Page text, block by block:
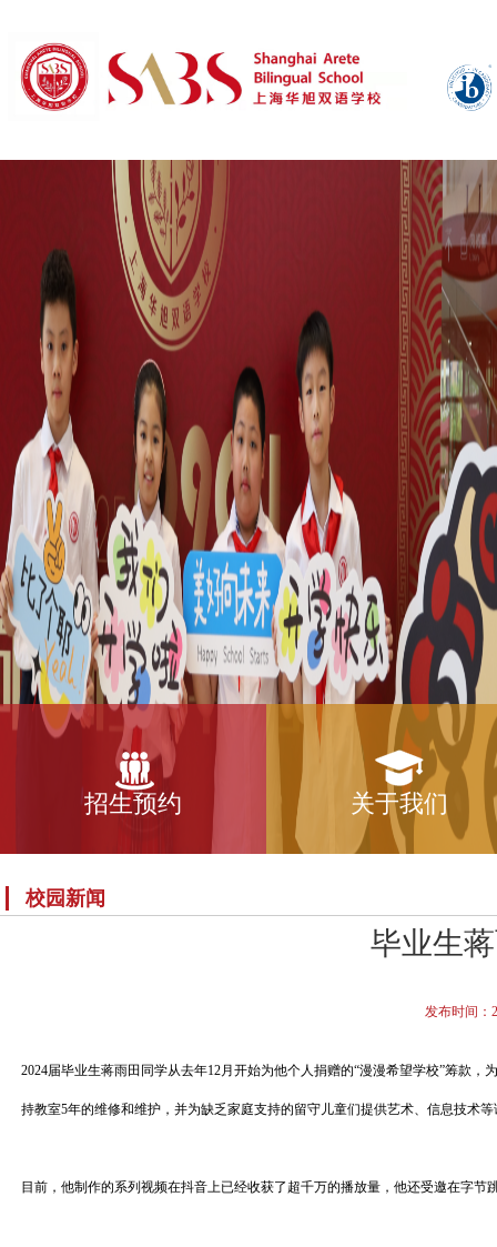
招生预约 关于我们
校园新闻
毕业生
发布时间：
2024届毕业生蒋雨田同学从去年12月开始为他个人捐赠的“漫漫希望学校”筹款
持教室5年的维修和维护，并为缺乏家庭支持的留守儿童们提供艺术、信息技术等
目前，他制作的系列视频在抖音上已经收获了超千万的播放量，他还受邀在字